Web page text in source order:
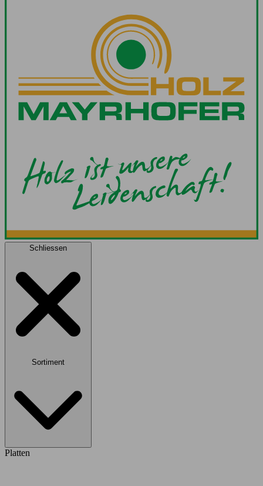
Schliessen
Sortiment
Platten